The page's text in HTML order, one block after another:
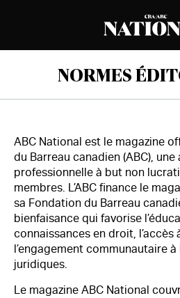
NORMES
ABC National est le magazine
du Barreau canadien (ABC),
professionnelle à but non
membres. L’ABC finance le
sa Fondation du Barreau
bienfaisance qui favorise
connaissances en droit, l’accès
l’engagement communautaire à
juridiques.
Le magazine ABC National